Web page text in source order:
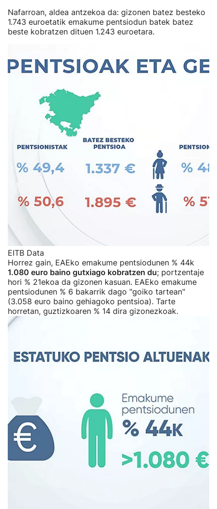
Nafarroan, aldea antzekoa da: gizonen batez besteko
1.743 euroetatik emakume pentsiodun batek batez
beste kobratzen dituen 1.243 euroetara.
EITB Data
Horrez gain, EAEko emakume pentsiodunen % 44k
1.080 euro baino gutxiago kobratzen du; portzentaje
hori % 21ekoa da gizonen kasuan. EAEko emakume
pentsiodunen % 6 bakarrik dago "goiko tartean"
(3.058 euro baino gehiagoko pentsioa). Tarte
horretan, guztizkoaren % 14 dira gizonezkoak.